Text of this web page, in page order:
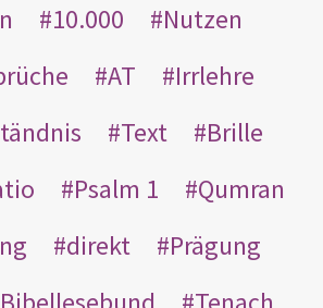
10.000
Nutzen
AT
Irrlehre
Text
Brille
Psalm 1
Qumran
direkt
Prägung